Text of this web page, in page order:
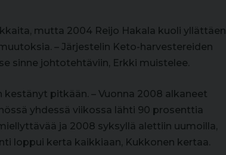
mutta 2004 Reijo Hakala kuoli yllättäen
– Järjestelin Keto-harvestereiden
sinne johtotehtäviin, Erkki muistelee.
pitkään. – Vuonna 2008 alkaneet
yhdessä viikossa lähti 90 prosenttia
ja 2008 syksyllä alettiin uumoilla,
loppui kerta kaikkiaan, Kukkonen kertaa.